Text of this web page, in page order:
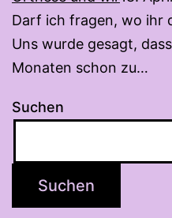
Darf ich fragen, wo ihr
Uns wurde gesagt,
Monaten schon zu…
Suchen
Suchen